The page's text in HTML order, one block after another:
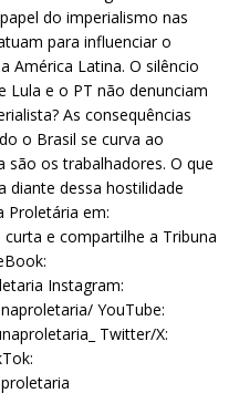
do imperialismo nas
para influenciar o
América Latina. O silêncio
Lula e o PT não denunciam
As consequências
o Brasil se curva ao
são os trabalhadores. O que
diante dessa hostilidade
Proletária em:
e compartilhe a Tribuna
Instagram:
YouTube:
Twitter/X: